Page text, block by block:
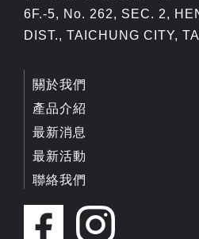
6F.-5, No. 262, SEC. 2,
DIST., TAICHUNG CITY,
關於我們
產品介紹
最新消息
最新活動
聯絡我們